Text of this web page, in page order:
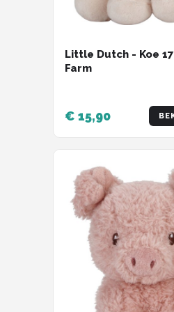
Little Dutch - Koe
Farm
€ 15,90